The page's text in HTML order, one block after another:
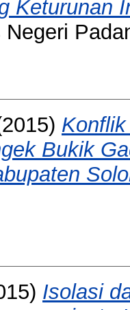
Keturunan
Bukik
Isolasi